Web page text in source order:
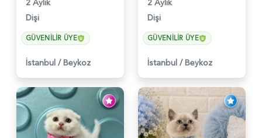
2 Aylık
Dişi
GÜVENILIR ÜYE
İstanbul / Beykoz
2 Aylık
Dişi
GÜVENILIR ÜYE
İstanbul / Beykoz